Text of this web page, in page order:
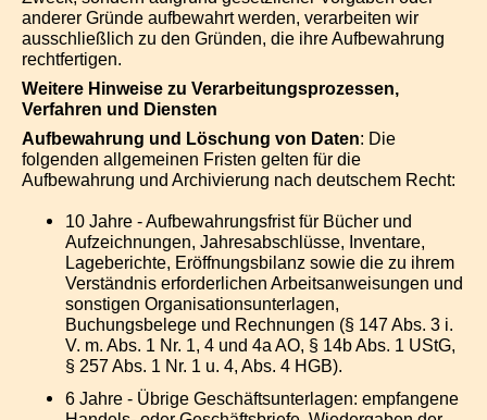
anderer Gründe aufbewahrt werden, verarbeiten wir
ausschließlich zu den Gründen, die ihre Aufbewahrung
rechtfertigen.
Weitere Hinweise zu Verarbeitungsprozessen,
Verfahren und Diensten
Aufbewahrung und Löschung von Daten: Die
folgenden allgemeinen Fristen gelten für die
Aufbewahrung und Archivierung nach deutschem Recht:
10 Jahre - Aufbewahrungsfrist für Bücher und
Aufzeichnungen, Jahresabschlüsse, Inventare,
Lageberichte, Eröffnungsbilanz sowie die zu ihrem
Verständnis erforderlichen Arbeitsanweisungen und
sonstigen Organisationsunterlagen,
Buchungsbelege und Rechnungen (§ 147 Abs. 3 i.
V. m. Abs. 1 Nr. 1, 4 und 4a AO, § 14b Abs. 1 UStG,
§ 257 Abs. 1 Nr. 1 u. 4, Abs. 4 HGB).
6 Jahre - Übrige Geschäftsunterlagen: empfangene